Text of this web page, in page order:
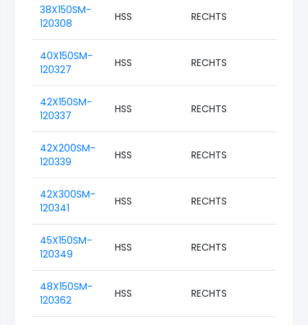
38X150SM-
120308
HSS RECHTS
40X150SM-
120327
HSS RECHTS
42X150SM-
120337
HSS RECHTS
42X200SM-
120339
HSS RECHTS
42X300SM-
120341
HSS RECHTS
45X150SM-
120349
HSS RECHTS
48X150SM-
120362
HSS RECHTS